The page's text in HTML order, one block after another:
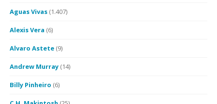
Aguas Vivas (1.407)
Alexis Vera (6)
Alvaro Astete (9)
Andrew Murray (14)
Billy Pinheiro (6)